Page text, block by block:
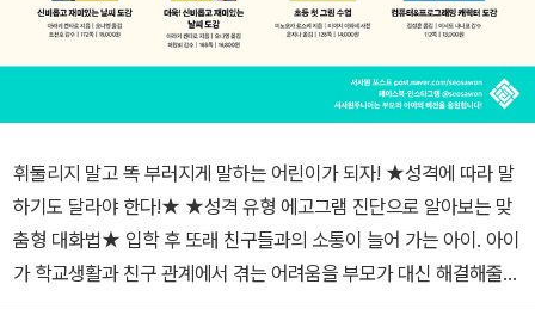
휘둘리지 말고 똑 부러지게 말하는 어린이가 되자! ★성격에 따라 말
하기도 달라야 한다!★ ★성격 유형 에고그램 진단으로 알아보는 맞
춤형 대화법★ 입학 후 또래 친구들과의 소통이 늘어 가는 아이. 아이
가 학교생활과 친구 관계에서 겪는 어려움을 부모가 대신 해결해줄